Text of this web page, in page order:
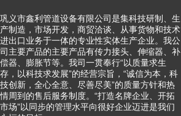
巩义市鑫利管道设备有限公司是集科技研制、生
产制造，市场开发，商贸洽谈、从事货物和技术
进出口业务于一体的专业性实体生产企业。我公
司主要产品的主要产品有传力接头、伸缩器、补
偿器、膨胀节等。我司一贯奉行“以质量求生
存，以科技求发展”的经营宗旨，“诚信为本，科
技创新，全心全意、尽善尽美”的质量方针和热
情周到的售后服务制度。“打造名牌企业、开拓
市场”以同步的管理水平向很好企业迈进是我们